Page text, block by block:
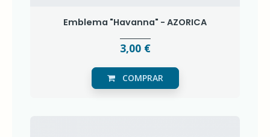
Emblema "Havanna" - AZORICA
3,00 €
COMPRAR